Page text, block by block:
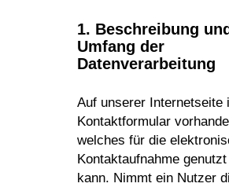
1. Beschrei­bung
Umfang der
Datenverarbeitung
Auf unserer Inter­net­seite
Kontakt­for­mular
welches für die
Kontakt­auf­nahme
kann. Nimmt ein Nutzer